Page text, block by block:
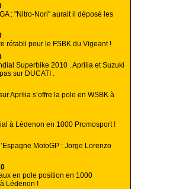
: "Nitro-Nori" aurait il déposé les
rétabli pour le FSBK du Vigeant !
Superbike 2010 . Aprilia et Suzuki
sur DUCATI .
Aprilia s’offre la pole en WSBK à
à Lédenon en 1000 Promosport !
MotoGP : Jorge Lorenzo
en pole position en 1000
Lédenon !